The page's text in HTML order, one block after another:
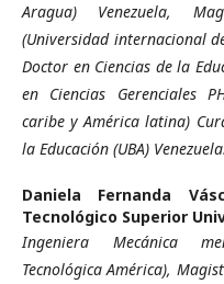
Aragua) Venezuela,
(Universidad internacional
Doctor en Ciencias de la
en Ciencias Gerenciales
caribe y América latina)
la Educación (UBA) Venezuela.
Daniela Fernanda
Tecnológico Superior
Ingeniera Mecánica
Tecnológica América),